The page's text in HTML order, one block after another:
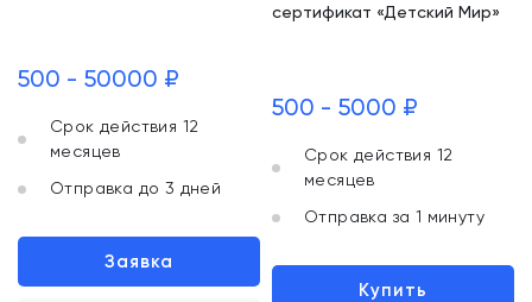
500 - 50000 ₽
Срок действия 12
месяцев
Отправка до 3 дней
Заявка
сертификат «Детский Мир»
500 - 5000 ₽
Срок действия 12
месяцев
Отправка за 1 минуту
Купить